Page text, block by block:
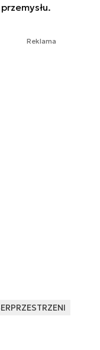
Reklama